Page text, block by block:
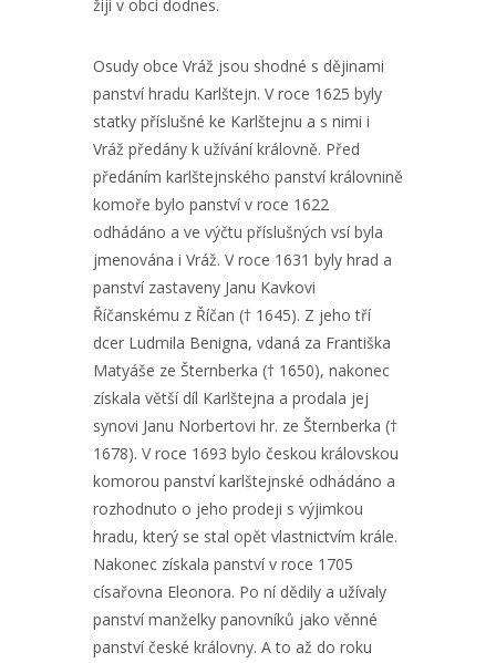
žijí v obci dodnes.
Osudy obce Vráž jsou shodné s dějinami
panství hradu Karlštejn. V roce 1625 byly
statky příslušné ke Karlštejnu a s nimi i
Vráž předány k užívání královně. Před
předáním karlštejnského panství královnině
komoře bylo panství v roce 1622
odhádáno a ve výčtu příslušných vsí byla
jmenována i Vráž. V roce 1631 byly hrad a
panství zastaveny Janu Kavkovi
Říčanskému z Říčan († 1645). Z jeho tří
dcer Ludmila Benigna, vdaná za Františka
Matyáše ze Šternberka († 1650), nakonec
získala větší díl Karlštejna a prodala jej
synovi Janu Norbertovi hr. ze Šternberka (†
1678). V roce 1693 bylo českou královskou
komorou panství karlštejnské odhádáno a
rozhodnuto o jeho prodeji s výjimkou
hradu, který se stal opět vlastnictvím krále.
Nakonec získala panství v roce 1705
císařovna Eleonora. Po ní dědily a užívaly
panství manželky panovníků jako věnné
panství české královny. A to až do roku